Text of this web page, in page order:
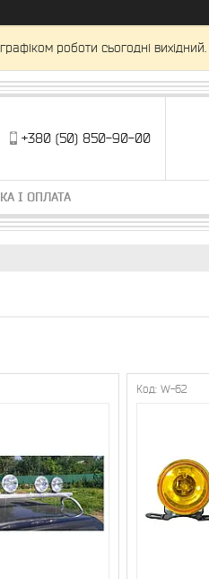
роботи сьогодні
+380 (50) 850-90-00
І ОПЛАТА
W-62